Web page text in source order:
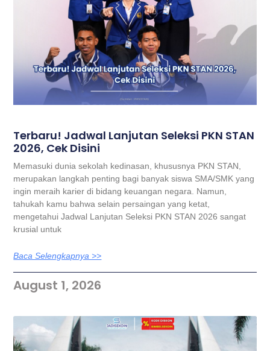
Terbaru! Jadwal Lanjutan Seleksi PKN STAN
2026, Cek Disini
Memasuki dunia sekolah kedinasan, khususnya PKN STAN,
merupakan langkah penting bagi banyak siswa SMA/SMK yang
ingin meraih karier di bidang keuangan negara. Namun,
tahukah kamu bahwa selain persaingan yang ketat,
mengetahui Jadwal Lanjutan Seleksi PKN STAN 2026 sangat
krusial untuk
Baca Selengkapnya >>
August 1, 2026